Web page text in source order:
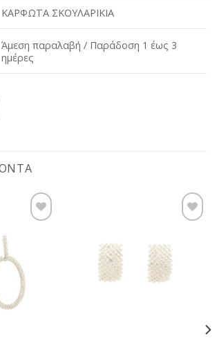
ΚΑΡΦΩΤΑ ΣΚΟΥΛΑΡΙΚΙΑ
Άμεση παραλαβή / Παράδοση 1 έως 3
ημέρες
wishlist
Προσθήκη
wishlist